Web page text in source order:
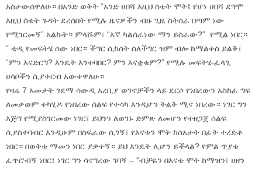
አስታውሰዋለሁ። በአንድ ወቅት “አንድ ሀበሻ እዚህ ስቴት ሞት፤ የሆነ ሀበሻ ደግሞ
እዚህ ስቴት ጉዳት ደረሰበት የሚሉ ዜናዎችን ብዙ ጊዜ ስትሰራ በጣም ነው
የሚገርመኝ” አልኩት። ምላሹም፣ “እኛ ካልሰራነው ማን ይስራው?” የሚል ነበር።
” ቴዲ የመፍትሄ ሰው ነበር። ችግር ሲከሰት ስለችግር ዝም ብሎ ከማልቀስ ይልቅ፣
“ምን እናድርግ? እንዴት እንተባበር? ምን እናቋቁም?” የሚሉ መፍትሄ-ፈላጊ
ሀሳቦችን ሲያቀርብ አውቀዋለሁ።
የዛሬ 7 አመታት ገደማ ሳውዲ አረቢያ ወገኖቻችን ላይ ደርሶ የነበረውን አስከፊ ግፍ
ለመቃወም ተካሂዶ የነበረው ሰልፍ የተሳካ እንዲሆን ትልቅ ሚና ነበረው። ነገር ግን
እጅግ የሚያስገርመው ነገር፣ ይህንን ለወገኑ ድምጽ ለመሆን የተዘጋጀ ሰልፍ
ሲያስተባብር እንዲሁም በስፍራው ሲገኝ፣ የእናቱን ሞት ከሰአታት በፊት ተረድቶ
ነበር። በወቅቱ ማመን ነበር ያቃተኝ። ይህ እንዴት ሊሆን ይችላል? የምል ጥያቄ
ፈጥሮብኝ ነበር፤ ነገር ግን ሳናግረው ገባኝ – “ብቻዬን በእናቴ ሞት ከማዝን፣ ሀዘን